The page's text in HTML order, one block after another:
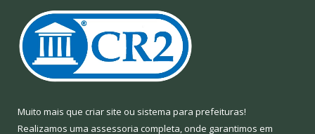
Muito mais que criar site ou sistema para prefeituras!
Realizamos uma assessoria completa, onde garantimos em